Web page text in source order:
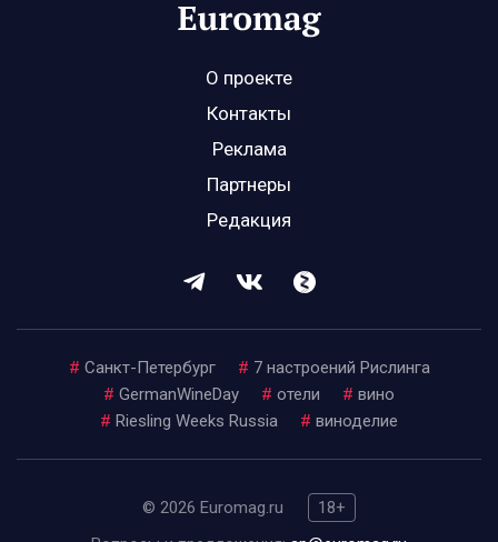
О проекте
Контакты
Реклама
Партнеры
Редакция
# Санкт-Петербург # 7 настроений Рислинга
# GermanWineDay # отели # вино
# Riesling Weeks Russia # виноделие
© 2026 Euromag.ru
18+